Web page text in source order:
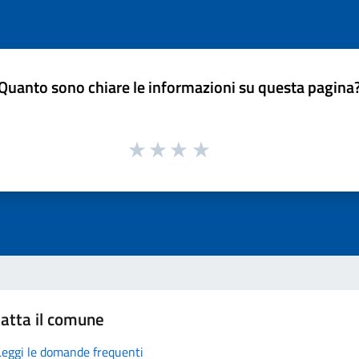
sono chiare le informazioni su questa
il comune
le domande frequenti